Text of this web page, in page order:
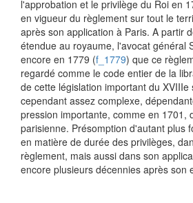
l'approbation et le privilège du Roi en
en vigueur du règlement sur tout le
après son application à Paris. A partir
étendue au royaume, l'avocat général
encore en 1779 (f_1779) que ce
regardé comme le code entier de la
de cette législation important du XVIIIe
cependant assez complexe,
pression importante, comme en 1701,
parisienne. Présomption d'autant plus
en matière de durée des privilèges,
règlement, mais aussi dans son
encore plusieurs décennies après son